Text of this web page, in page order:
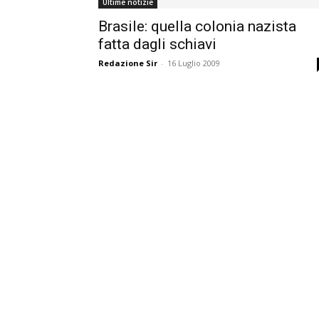
Ultime notizie
Brasile: quella colonia nazista
fatta dagli schiavi
Redazione Sir - 16 Luglio 2009